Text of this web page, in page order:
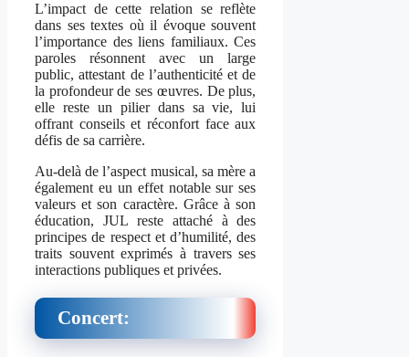
L’impact de cette relation se reflète
dans ses textes où il évoque souvent
l’importance des liens familiaux. Ces
paroles résonnent avec un large
public, attestant de l’authenticité et de
la profondeur de ses œuvres. De plus,
elle reste un pilier dans sa vie, lui
offrant conseils et réconfort face aux
défis de sa carrière.
Au-delà de l’aspect musical, sa mère a
également eu un effet notable sur ses
valeurs et son caractère. Grâce à son
éducation, JUL reste attaché à des
principes de respect et d’humilité, des
traits souvent exprimés à travers ses
interactions publiques et privées.
Concert: